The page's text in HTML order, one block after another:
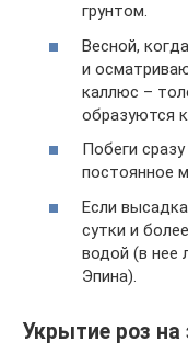
грунтом.
Весной,
и
каллюс –
образуются
Побеги
постоянное
Если
сутки и
водой (в нее
Эпина).
Укрытие роз на